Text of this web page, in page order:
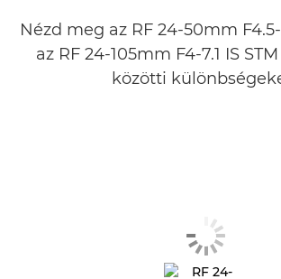
Nézd meg az RF 24-50mm F4.5-
az RF 24-105mm F4-7.1 IS
közötti